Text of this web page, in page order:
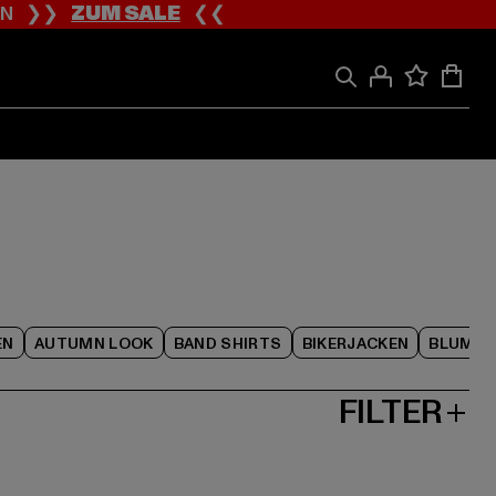
❯❯ZUM SALE❮❮
AUTUMN LOOK BAND SHIRTS BIKERJACKEN
FILTER